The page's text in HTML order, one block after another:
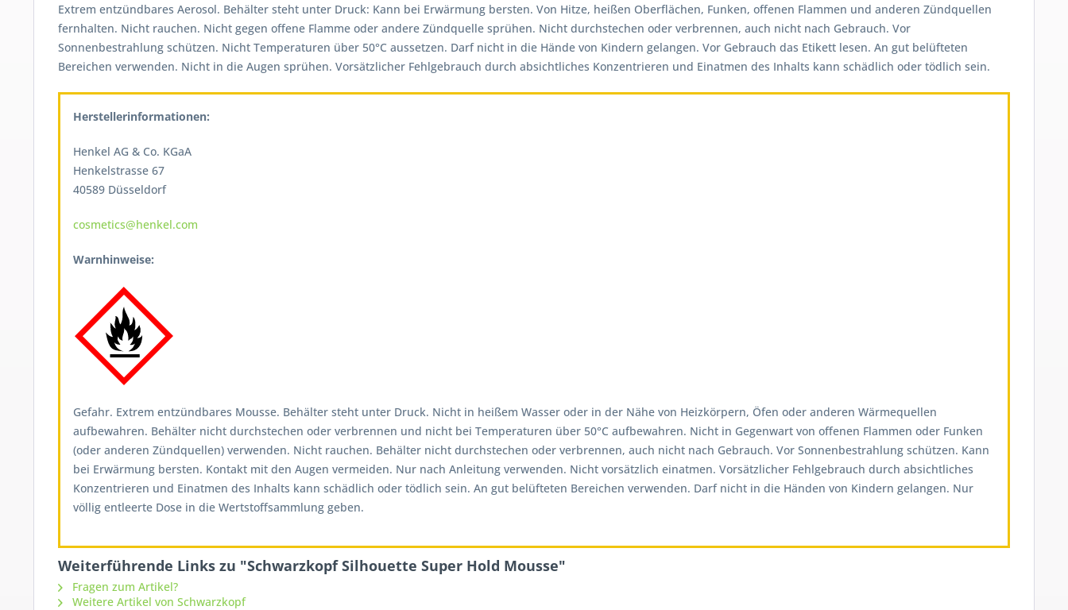
Extrem entzündbares Aerosol. Behälter steht unter Druck: Kann bei Erwärmung bersten. Von Hitze, heißen Oberflächen, Funken, offenen Flammen und anderen Zündquellen
fernhalten. Nicht rauchen. Nicht gegen offene Flamme oder andere Zündquelle sprühen. Nicht durchstechen oder verbrennen, auch nicht nach Gebrauch. Vor
Sonnenbestrahlung schützen. Nicht Temperaturen über 50°C aussetzen. Darf nicht in die Hände von Kindern gelangen. Vor Gebrauch das Etikett lesen. An gut belüfteten
Bereichen verwenden. Nicht in die Augen sprühen. Vorsätzlicher Fehlgebrauch durch absichtliches Konzentrieren und Einatmen des Inhalts kann schädlich oder tödlich sein.
Herstellerinformationen:
Henkel AG & Co. KGaA
Henkelstrasse 67
40589 Düsseldorf
cosmetics@henkel.com
Warnhinweise:
Gefahr. Extrem entzündbares Mousse. Behälter steht unter Druck. Nicht in heißem Wasser oder in der Nähe von Heizkörpern, Öfen oder anderen Wärmequellen
aufbewahren. Behälter nicht durchstechen oder verbrennen und nicht bei Temperaturen über 50°C aufbewahren. Nicht in Gegenwart von offenen Flammen oder Funken
(oder anderen Zündquellen) verwenden. Nicht rauchen. Behälter nicht durchstechen oder verbrennen, auch nicht nach Gebrauch. Vor Sonnenbestrahlung schützen. Kann
bei Erwärmung bersten. Kontakt mit den Augen vermeiden. Nur nach Anleitung verwenden. Nicht vorsätzlich einatmen. Vorsätzlicher Fehlgebrauch durch absichtliches
Konzentrieren und Einatmen des Inhalts kann schädlich oder tödlich sein. An gut belüfteten Bereichen verwenden. Darf nicht in die Händen von Kindern gelangen. Nur
völlig entleerte Dose in die Wertstoffsammlung geben.
Weiterführende Links zu "Schwarzkopf Silhouette Super Hold Mousse"
Fragen zum Artikel?
Weitere Artikel von Schwarzkopf